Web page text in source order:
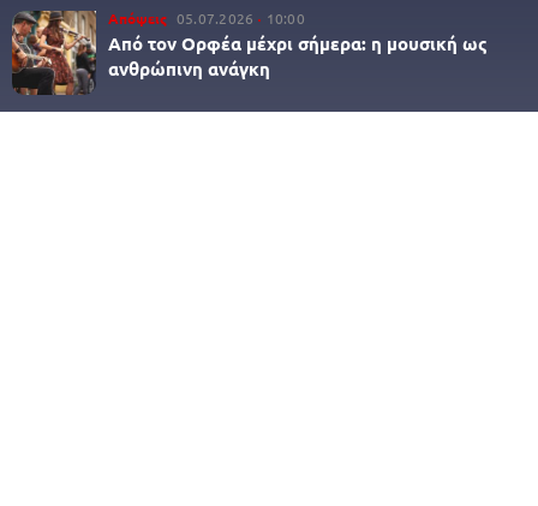
Απόψεις 05.07.2026 10:00
Από τον Ορφέα μέχρι σήμερα: η μουσική ως
ανθρώπινη ανάγκη